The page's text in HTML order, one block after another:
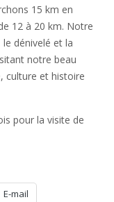
15 km en
12 à 20 km. Notre
dénivelé et la
notre beau
culture et histoire
pour la visite de
E-mail